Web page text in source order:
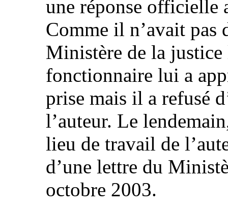
une réponse officielle
Comme il n’avait pas
Ministère de la
fonctionnaire lui a
prise mais il a refusé
l’auteur. Le
lieu de travail de
d’une lettre du
octobre 2003.